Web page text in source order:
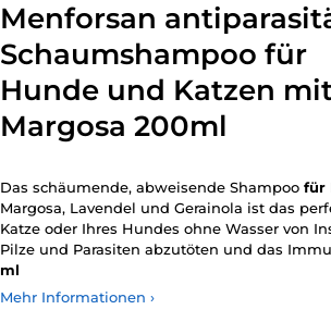
Menforsan
Schaumshampoo für
Hunde und Katzen
Margosa 200ml
Das schäumende, abweisende Shampoo für
Margosa, Lavendel und Gerainola ist das
Katze oder Ihres Hundes ohne Wasser von
Pilze und Parasiten abzutöten und das
ml
Mehr Informationen ›